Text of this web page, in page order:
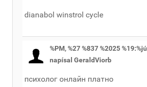
dianabol winstrol cycle
%PM, %27 %837 %2025 %19:%júl
napísal GeraldViorb
психолог онлайн платно